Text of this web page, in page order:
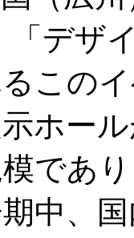
「デザ
この
ホー
であ
中、